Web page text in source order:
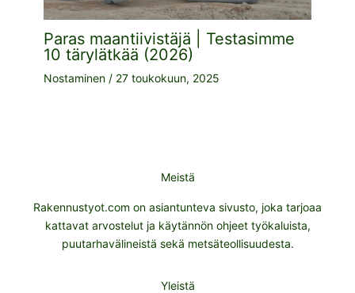
Paras maantiivistäjä | Testasimme
10 tärylätkää (2026)
Nostaminen / 27 toukokuun, 2025
Meistä
Rakennustyot.com on asiantunteva sivusto, joka tarjoaa
kattavat arvostelut ja käytännön ohjeet työkaluista,
puutarhavälineistä sekä metsäteollisuudesta.
Yleistä